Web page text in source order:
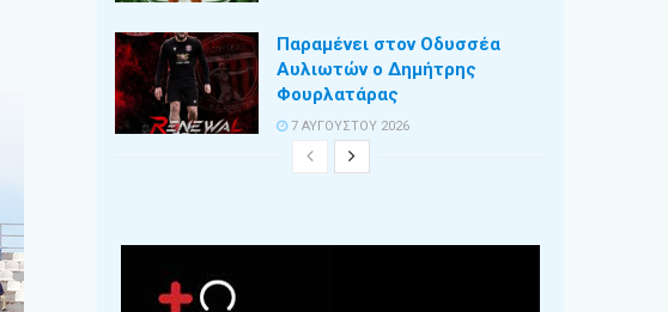
Παραμένει στον Οδυσσέα
Αυλιωτών ο Δημήτρης
Φουρλατάρας
7 ΑΥΓΟΎΣΤΟΥ 2026